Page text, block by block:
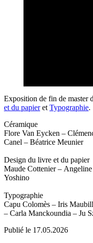
Exposition de fin de master
et du papieret Typographie.
Céramique
Flore Van Eycken –
Canel – Béatrice Meunier
Design du livre et du papier
Maude Cottenier –
Yoshino
Typographie
Capu Colomès – Iris
– Carla Manckoundia – Ju
Publié le 17.05.2026